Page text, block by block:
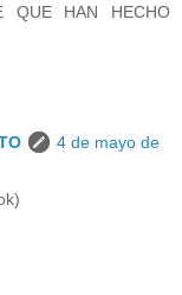
QUE HAN HECHO
4 de mayo de